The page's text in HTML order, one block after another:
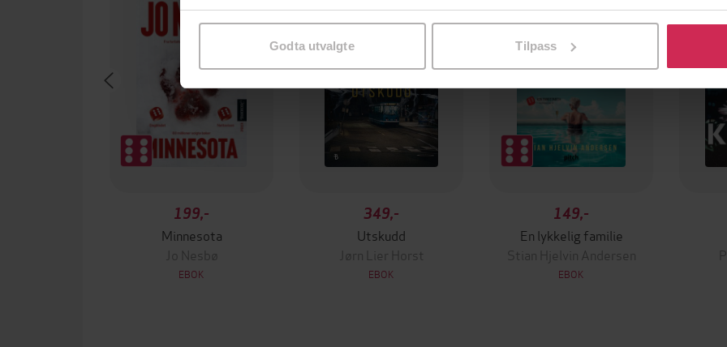
samtykke til spesifikke formål ved å klikke på «Tilpass». Du kan når som helst trekke
Godta utvalgte Tilpass
199,-
Minnesota
Jo Nesbø
EBOK
349,-
Utskudd
Jørn Lier Horst
EBOK
149,-
En lykkelig familie
Stian Hjelvin Andersen
EBOK